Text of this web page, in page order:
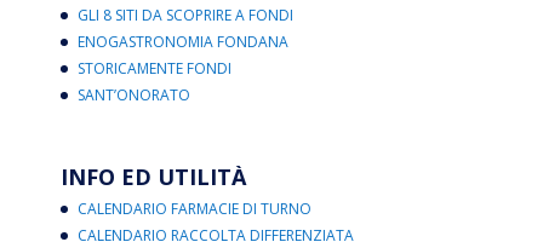
GLI 8 SITI DA SCOPRIRE A FONDI
ENOGASTRONOMIA FONDANA
STORICAMENTE FONDI
SANT’ONORATO
INFO ED UTILITÀ
CALENDARIO FARMACIE DI TURNO
CALENDARIO RACCOLTA DIFFERENZIATA